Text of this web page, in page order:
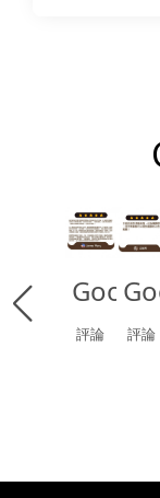
評論 評論